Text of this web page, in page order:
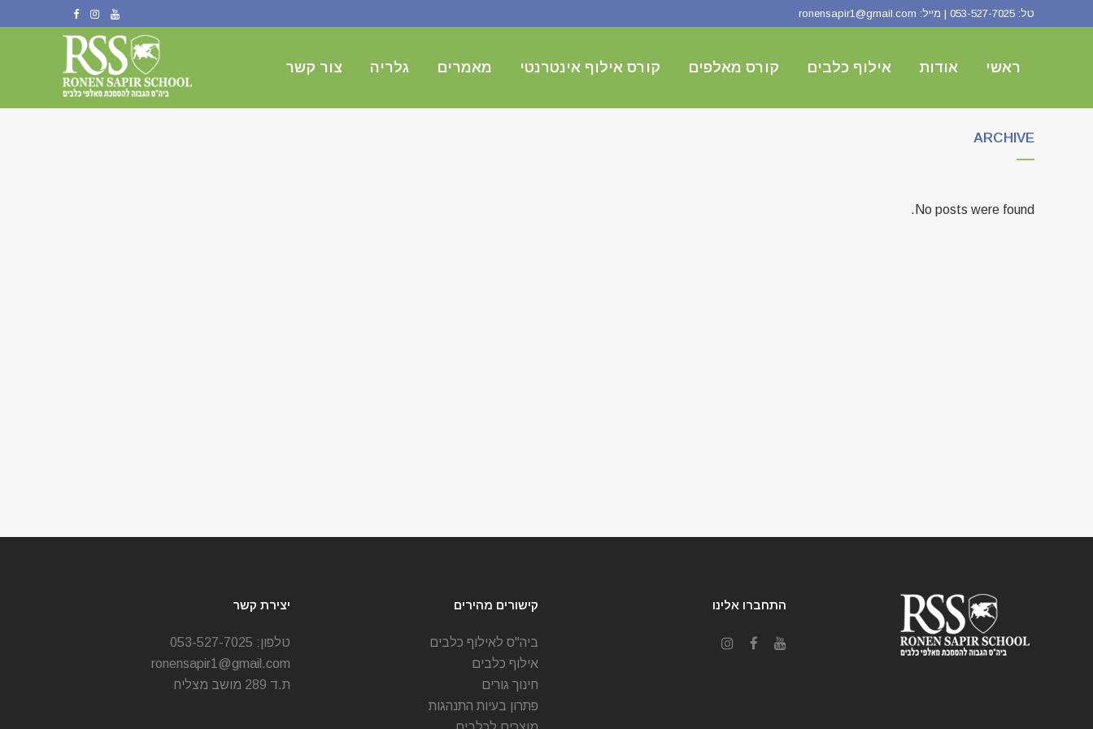
טל: 053-527-7025 | מייל: ronensapir1@gmail.com
ראשי אודות אילוף כלבים קורס מאלפים קורס אילוף אינטרנטי מאמרים גלריה צור קשר
ARCHIVE
No posts were found.
התחברו אלינו קישורים מהירים
ביה"ס לאילוף כלבים
אילוף כלבים
חינוך גורים
פתרון בעיות התנהגות
יצירת קשר
טלפון: 053-527-7025
ronensapir1@gmail.com
ת.ד 289 מושב מצליח